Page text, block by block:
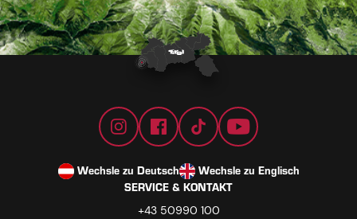
Wechsle zu Deutsch
Wechsle zu Englisch
SERVICE & KONTAKT
+43 50990 100